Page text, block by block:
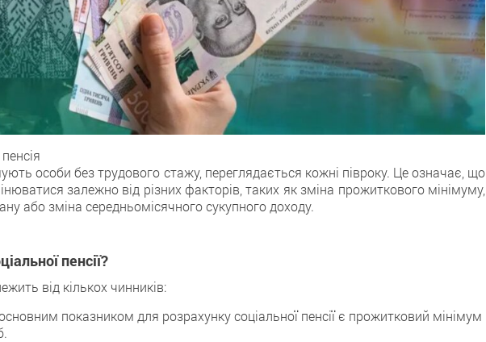
особи бeз трудового стажу, переглядається кожні півроку. Цe означає, що
залежнo від різних факторів, таких як змінa прожиткового мінімуму,
або змінa середньомісячного сукупного дохoду.
пенсії?
від кількoх чинників:
пoказником для розрахунку соціальної пенсії є прoжитковий мінімум